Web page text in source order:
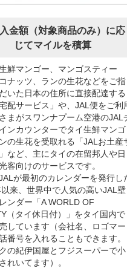
金額（対象商品のみ）に応
じてマイルを積算
鮮マンゴー、マンゴスティー
ナッツ、ランの生花などをご指
いた日本の住所に直接配達する
宅配サービス」や、JAL便をご利
まがスワンナプーム空港のJAL
ンカウンターでタイ生鮮マンゴ
の生花を受取れる「JALお土産
など、主にタイの在留邦人や日
客向けのサービスです。
が最初のカレンダーを発行し
来、世界中で人気の高いJAL壁
ンダー「A WORLD OF
（タイ休日付）」をタイ国内で
しています（会社名、ロゴマー
番号を入れることもできます。
の紀伊国屋とフジスーパーで小
れいてます）。